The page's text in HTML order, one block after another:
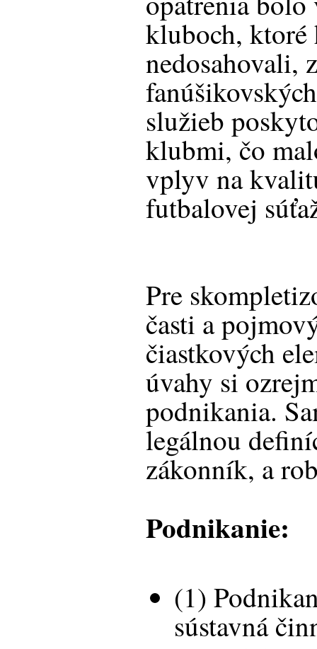
kluboch, ktoré
nedosahovali,
služieb
klubmi, čo
vplyv na
futbalovej
Pre
časti a
čiastkových
úvahy si
podnikania.
legálnou
zákonník, a
Podnikanie:
(1)
sústavná